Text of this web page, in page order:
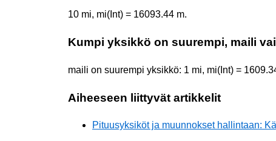
10 mi, mi(Int) = 16093.44 m.
Kumpi yksikkö on suurempi, maili
maili on suurempi yksikkö: 1 mi, mi(Int) =
Aiheeseen liittyvät artikkelit
Pituusyksiköt ja muunnokset hallintaan: